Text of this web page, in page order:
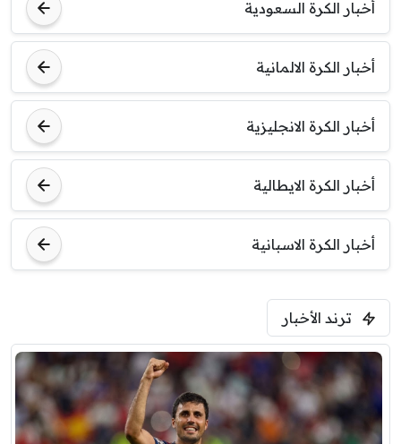
أخبار الكرة السعودية
أخبار الكرة الالمانية
أخبار الكرة الانجليزية
أخبار الكرة الايطالية
أخبار الكرة الاسبانية
ترند الأخبار